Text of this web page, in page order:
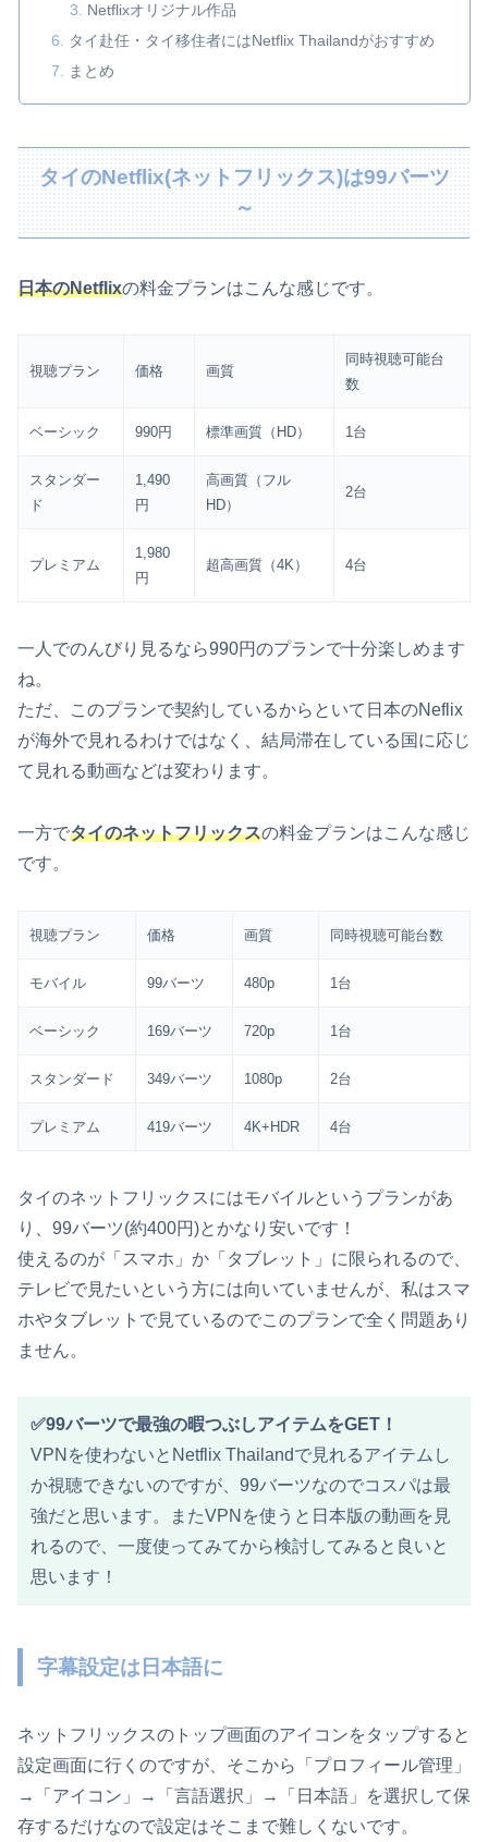
Netflixオリジナル作品
タイ赴任・タイ移住者にはNetflix Thailandがおすすめ
まとめ
タイのNetflix(ネットフリックス)は99バーツ
～
日本のNetflixの料金プランはこんな感じです。
視聴プラン 価格 画質
同時視聴可能台
数
ベーシック 990円 標準画質（HD） 1台
スタンダー
ド
1,490
円
高画質（フル
HD）
2台
プレミアム
1,980
円
超高画質（4K） 4台
一人でのんびり見るなら990円のプランで十分楽しめます
ね。
ただ、このプランで契約しているからといて日本のNeflix
が海外で見れるわけではなく、結局滞在している国に応じ
て見れる動画などは変わります。
一方でタイのネットフリックスの料金プランはこんな感じ
です。
視聴プラン 価格 画質 同時視聴可能台数
モバイル 99バーツ 480p 1台
ベーシック 169バーツ 720p 1台
スタンダード 349バーツ 1080p 2台
プレミアム 419バーツ 4K+HDR 4台
タイのネットフリックスにはモバイルというプランがあ
り、99バーツ(約400円)とかなり安いです！
使えるのが「スマホ」か「タブレット」に限られるので、
テレビで見たいという方には向いていませんが、私はスマ
ホやタブレットで見ているのでこのプランで全く問題あり
ません。
✅99バーツで最強の暇つぶしアイテムをGET！
VPNを使わないとNetflix Thailandで見れるアイテムし
か視聴できないのですが、99バーツなのでコスパは最
強だと思います。またVPNを使うと日本版の動画を見
れるので、一度使ってみてから検討してみると良いと
思います！
字幕設定は日本語に
ネットフリックスのトップ画面のアイコンをタップすると
設定画面に行くのですが、そこから「プロフィール管理」
→「アイコン」→「言語選択」→「日本語」を選択して保
存するだけなので設定はそこまで難しくないです。